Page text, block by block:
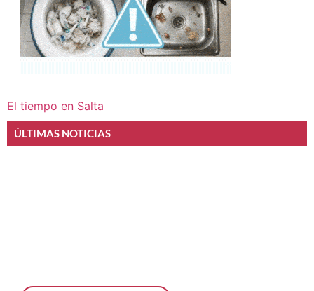
El tiempo en Salta
ÚLTIMAS NOTICIAS